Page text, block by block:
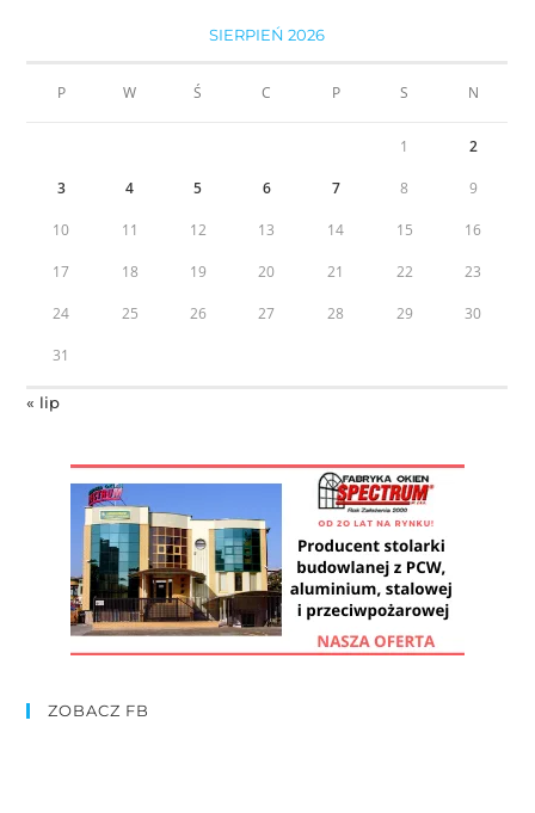
SIERPIEŃ 2026
P W Ś C P S N
1 2
3 4 5 6 7 8 9
10 11 12 13 14 15 16
17 18 19 20 21 22 23
24 25 26 27 28 29 30
31
« lip
ZOBACZ FB